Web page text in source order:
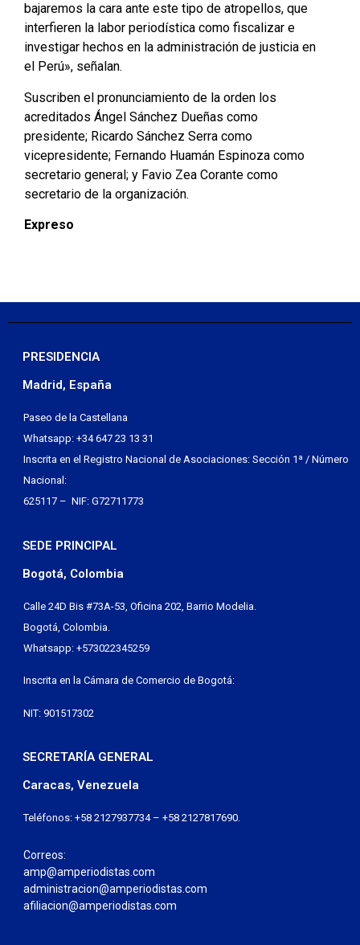
bajaremos la cara ante este tipo de atropellos, que
interfieren la labor periodística como fiscalizar e
investigar hechos en la administración de justicia en
el Perú», señalan.
Suscriben el pronunciamiento de la orden los
acreditados Ángel Sánchez Dueñas como
presidente; Ricardo Sánchez Serra como
vicepresidente; Fernando Huamán Espinoza como
secretario general; y Favio Zea Corante como
secretario de la organización.
Expreso
PRESIDENCIA
Madrid, España
Paseo de la Castellana
Whatsapp: +34 647 23 13 31
Inscrita en el Registro Nacional de Asociaciones: Sección 1ª / Número
Nacional:
625117 – NIF: G72711773
SEDE PRINCIPAL
Bogotá, Colombia
Calle 24D Bis #73A-53, Oficina 202, Barrio Modelia.
Bogotá, Colombia.
Whatsapp: +573022345259
Inscrita en la Cámara de Comercio de Bogotá:
NIT: 901517302
SECRETARÍA GENERAL
Caracas, Venezuela
Teléfonos: +58 2127937734 – +58 2127817690.
Correos:
amp@amperiodistas.com
administracion@amperiodistas.com
afiliacion@amperiodistas.com